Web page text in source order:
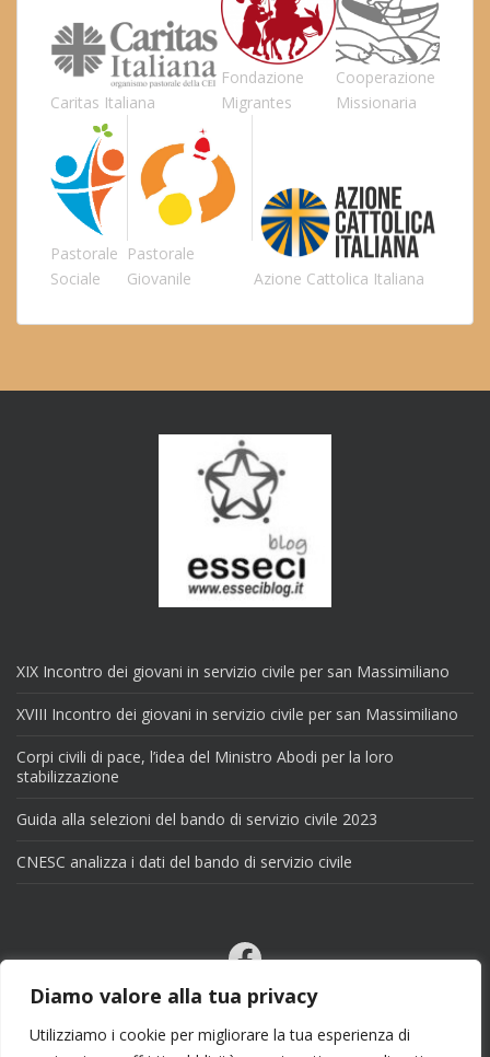
Diamo valore alla tua privacy
Utilizziamo i cookie per migliorare la tua esperienza di
Caritas Italiana
Fondazione
Migrantes
Cooperazione
Missionaria
Pastorale
Sociale
Pastorale
Giovanile
Azione Cattolica Italiana
XIX Incontro dei giovani in servizio civile per san Massimiliano
XVIII Incontro dei giovani in servizio civile per san Massimiliano
Corpi civili di pace, l’idea del Ministro Abodi per la loro
stabilizzazione
Guida alla selezioni del bando di servizio civile 2023
CNESC analizza i dati del bando di servizio civile
Facebook
Email
X